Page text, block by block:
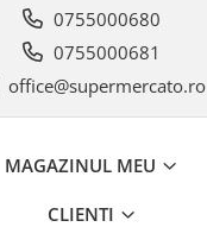
0755000680
0755000681
office@supermercato.ro
MAGAZINUL MEU
CLIENTI